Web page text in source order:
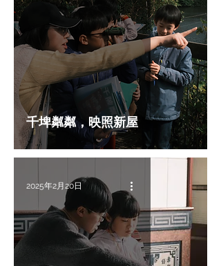
千埤粼粼，映照新屋
2025年2月20日